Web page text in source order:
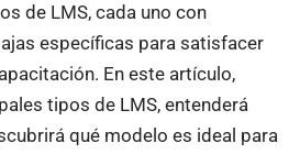
de LMS, cada uno con
específicas para satisfacer
En este artículo,
tipos de LMS, entenderá
qué modelo es ideal para